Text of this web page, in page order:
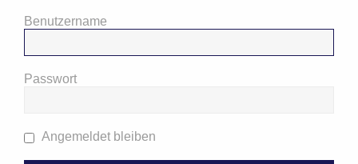
Benutzername
Passwort
Angemeldet bleiben